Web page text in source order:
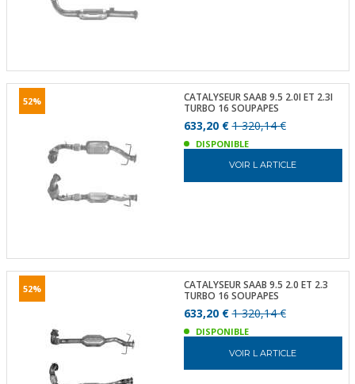
52%
CATALYSEUR SAAB 9.5 2.0I ET 2.3I
TURBO 16 SOUPAPES
633,20 €1 320,14 €
DISPONIBLE
VOIR L ARTICLE
52%
CATALYSEUR SAAB 9.5 2.0 ET 2.3
TURBO 16 SOUPAPES
633,20 €1 320,14 €
DISPONIBLE
VOIR L ARTICLE